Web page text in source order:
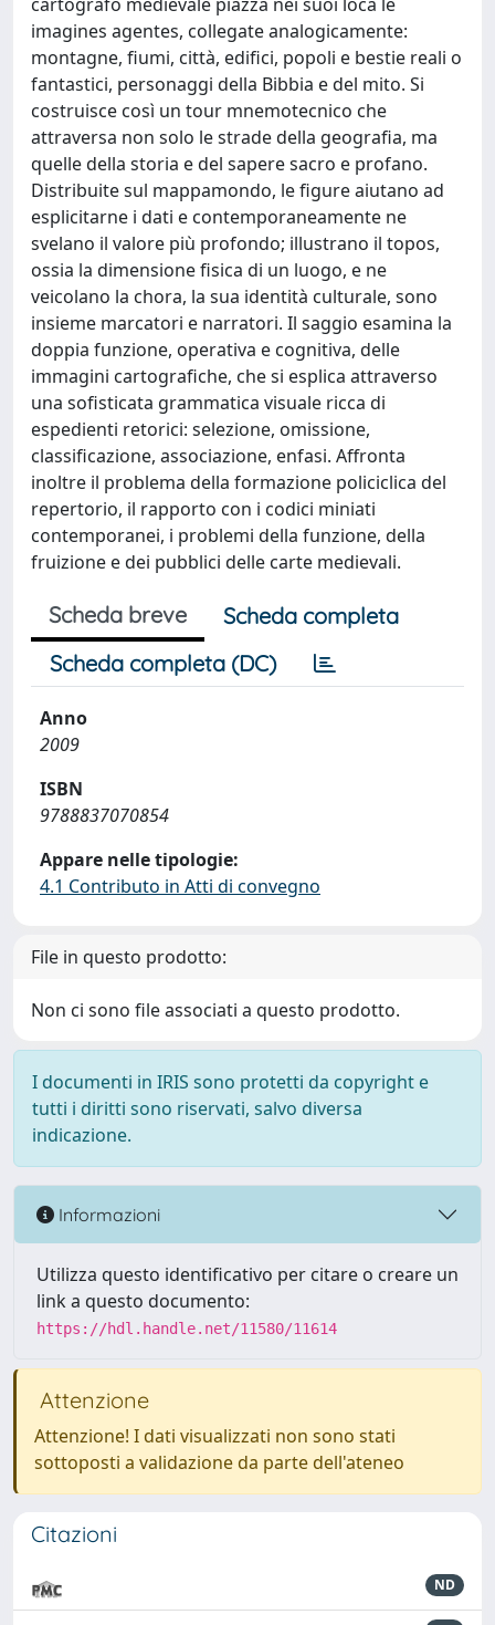
imagines agentes, collegate analogicamente:
montagne, fiumi, città, edifici, popoli e bestie reali o
fantastici, personaggi della Bibbia e del mito. Si
costruisce così un tour mnemotecnico che
attraversa non solo le strade della geografia, ma
quelle della storia e del sapere sacro e profano.
Distribuite sul mappamondo, le figure aiutano ad
esplicitarne i dati e contemporaneamente ne
svelano il valore più profondo; illustrano il topos,
ossia la dimensione fisica di un luogo, e ne
veicolano la chora, la sua identità culturale, sono
insieme marcatori e narratori. Il saggio esamina la
doppia funzione, operativa e cognitiva, delle
immagini cartografiche, che si esplica attraverso
una sofisticata grammatica visuale ricca di
espedienti retorici: selezione, omissione,
classificazione, associazione, enfasi. Affronta
inoltre il problema della formazione policiclica del
repertorio, il rapporto con i codici miniati
contemporanei, i problemi della funzione, della
fruizione e dei pubblici delle carte medievali.
Scheda breve
Scheda completa
Scheda completa (DC)
Anno
2009
ISBN
9788837070854
Appare nelle tipologie:
4.1 Contributo in Atti di convegno
File in questo prodotto:
Non ci sono file associati a questo prodotto.
I documenti in IRIS sono protetti da copyright e
tutti i diritti sono riservati, salvo diversa
indicazione.
Informazioni
Utilizza questo identificativo per citare o creare un
link a questo documento:
https://hdl.handle.net/11580/11614
Attenzione
Attenzione! I dati visualizzati non sono stati
sottoposti a validazione da parte dell'ateneo
Citazioni
ND